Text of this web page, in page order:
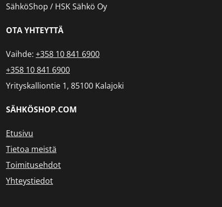
SähköShop / HSK Sähkö Oy
OTA YHTEYTTÄ
Vaihde: +358 10 841 6900
+358 10 841 6900
Yrityskalliontie 1, 85100 Kalajoki
SÄHKÖSHOP.COM
Etusivu
Tietoa meistä
Toimitusehdot
Yhteystiedot